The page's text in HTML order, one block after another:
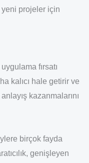
yeni projeler için
fırsatı
kalıcı hale getirir ve
kazanmalarını
birçok fayda
genişleyen